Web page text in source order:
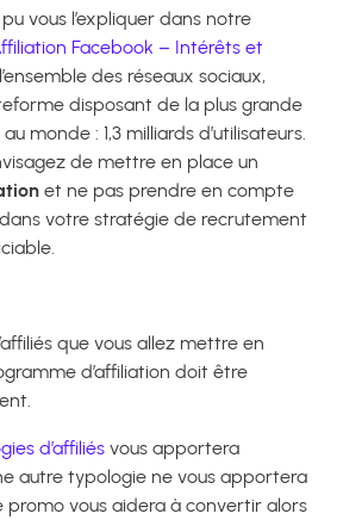
vous l’expliquer dans notre
Facebook – Intérêts et
des réseaux sociaux,
disposant de la plus grande
monde : 1,3 milliards d’utilisateurs.
de mettre en place un
et ne pas prendre en compte
votre stratégie de recrutement
que vous allez mettre en
d’affiliation doit être
d’affiliés vous apportera
autre typologie ne vous apportera
promo vous aidera à convertir alors